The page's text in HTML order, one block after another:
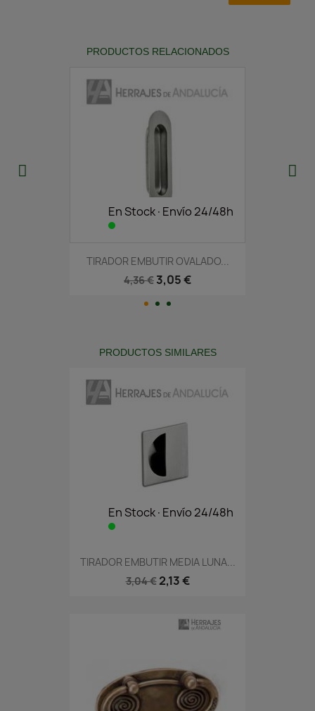
PRODUCTOS RELACIONADOS
En Stock·Envío 24/48h
TIRADOR EMBUTIR OVALADO...
4,36 € 3,05 €
PRODUCTOS SIMILARES
En Stock·Envío 24/48h
TIRADOR EMBUTIR MEDIA LUNA...
3,04 € 2,13 €